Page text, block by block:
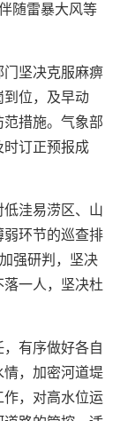
随雷暴大风等
门坚决克服麻痹
到位，及早动
措施。气象部
时订正预报成
洼易涝区、山
弱环节的巡查排
强研判，坚决
一人，坚决杜
有序做好各自
，加密河道堤
作，对高水位运